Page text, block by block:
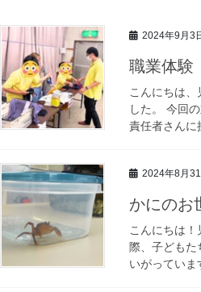
2024年9月3
職業体験
こんにちは
した。 今回
責任者さん
2024年8月31
かにのお
こんにちは
際、子どもた
いがってい